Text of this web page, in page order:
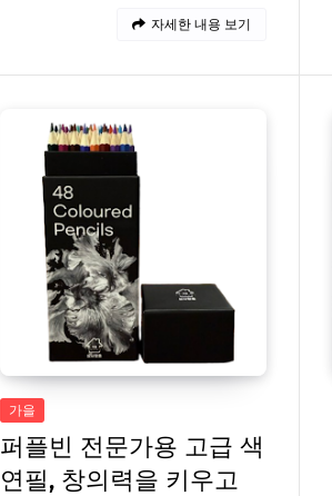
자세한 내용 보기
가을
퍼플빈 전문가용 고급 색
연필, 창의력을 키우고